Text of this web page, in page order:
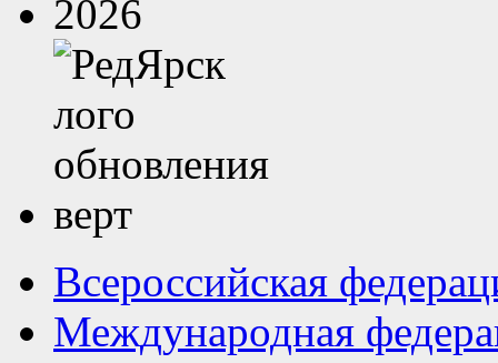
Всероссийская
Международная